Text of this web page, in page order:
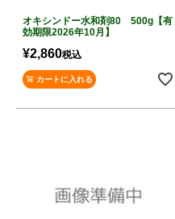
オキシンドー水和剤80 500g【有
効期限2026年10月】
¥2,860税込
カートに入れる